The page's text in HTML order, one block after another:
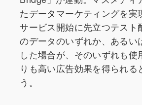
たデータマーケティングを実
サービス開始に先立つテスト
のデータのいずれか、あるい
した場合が、そのいずれも使
りも高い広告効果を得られる
う。